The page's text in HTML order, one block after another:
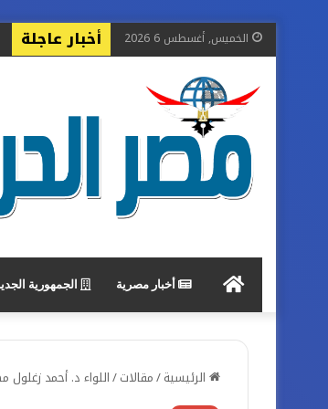
الخميس, أغسطس 6 2026 أخبار عاجلة
مصر
أخبار مصرية الجمهورية
الرئيسية/مقالات/اللواء د. أحمد